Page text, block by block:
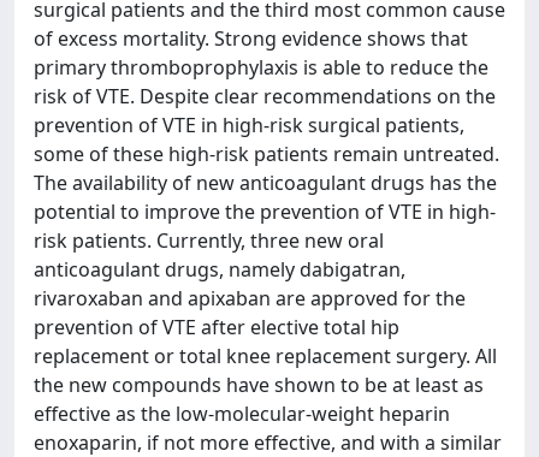
surgical patients and the third most common cause
of excess mortality. Strong evidence shows that
primary thromboprophylaxis is able to reduce the
risk of VTE. Despite clear recommendations on the
prevention of VTE in high-risk surgical patients,
some of these high-risk patients remain untreated.
The availability of new anticoagulant drugs has the
potential to improve the prevention of VTE in high-
risk patients. Currently, three new oral
anticoagulant drugs, namely dabigatran,
rivaroxaban and apixaban are approved for the
prevention of VTE after elective total hip
replacement or total knee replacement surgery. All
the new compounds have shown to be at least as
effective as the low-molecular-weight heparin
enoxaparin, if not more effective, and with a similar